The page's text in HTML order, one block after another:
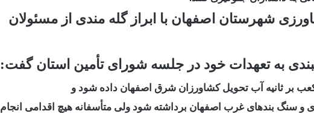
شهرستان اصفهان با ابراز گله مندی از مسئولان
به تعهدات خود در جلسه شورای تأمین استان گفت:
و سنگ بندهای غرب اصفهان برداشته شود ولی متأسفانه هیچ اقدامی انجام